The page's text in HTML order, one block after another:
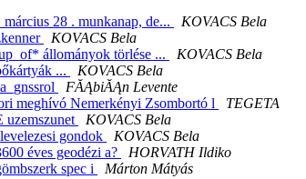
28 . munkanap, de...
KOVACS Bela
KOVACS Bela
állományok törlése ...
KOVACS Bela
...
KOVACS Bela
FĂĄbiĂĄn Levente
meghívó Nemerkényi Zsombortó l
TEGETA
KOVACS Bela
gondok
KOVACS Bela
éves geodézi a?
HORVATH Ildiko
spec i
Márton Mátyás